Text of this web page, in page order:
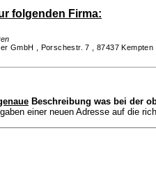
folgenden Firma:
GmbH , Porschestr. 7 , 87437 Kempten
Beschreibung was bei der
einer neuen Adresse auf die